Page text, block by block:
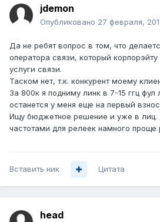
jdemon
Опубликовано 27 февраля,
Да не ребят вопрос в том, что
оператора связи, который корпорэйту
услуги связи.
Таском нет, т.к. конкурент моему
За 800к я подниму линк в 7-15 ггц фул
останется у меня еще на первый
Ищу бюджетное решение и уже в лиц.
частотами для релеек намного проще
Вставить ник Цитата
head